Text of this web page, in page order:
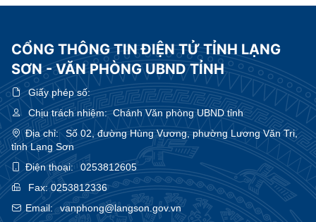
CỔNG THÔNG TIN ĐIỆN TỬ TỈNH LẠNG
SƠN - VĂN PHÒNG UBND TỈNH
Giấy phép số:
Chịu trách nhiệm:Chánh Văn phòng UBND tỉnh
Địa chỉ:
Số 02, đường Hùng Vương, phường Lương Văn Tri,
tỉnh Lạng Sơn
Điện thoại:
0253812605
Fax:0253812336
Email:
vanphong@langson.gov.vn